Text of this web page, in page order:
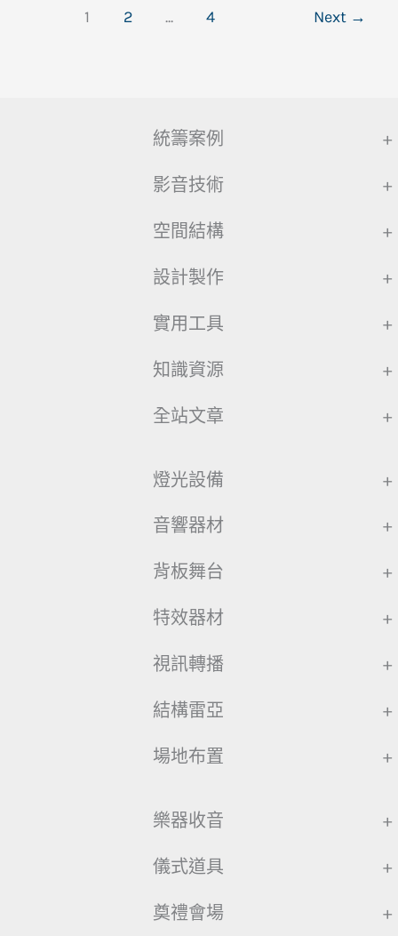
1 2 ... 4 Next →
統籌案例 +
影音技術 +
空間結構 +
設計製作 +
實用工具 +
知識資源 +
全站文章 +
燈光設備 +
音響器材 +
背板舞台 +
特效器材 +
視訊轉播 +
結構雷亞 +
場地布置 +
樂器收音 +
儀式道具 +
奠禮會場 +